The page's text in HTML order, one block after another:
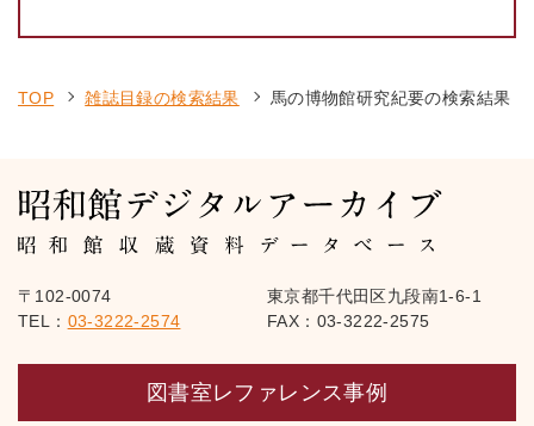
TOP 雑誌目録の検索結果 馬の博物館研究紀要の検索結果
〒102-0074
東京都千代田区九段南1-6-1
TEL： 03-3222-2574 FAX：03-3222-2575
図書室レファレンス事例